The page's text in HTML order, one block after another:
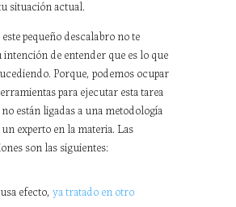
situación actual.
pequeño descalabro no te
intención de entender que es lo que
Porque, podemos ocupar
para ejecutar esta tarea
están ligadas a una metodología
experto en la materia. Las
son las siguientes:
efecto, ya tratado en otro